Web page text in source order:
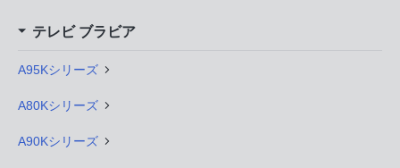
テレビ ブラビア
A95Kシリーズ
A80Kシリーズ
A90Kシリーズ